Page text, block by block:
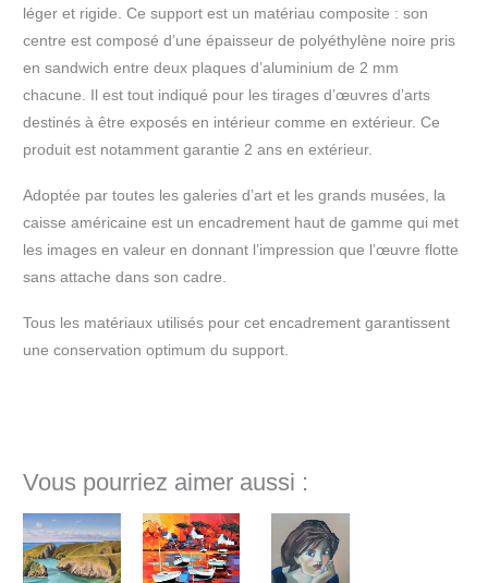
léger et rigide. Ce support est un matériau composite : son
centre est composé d’une épaisseur de polyéthylène noire pris
en sandwich entre deux plaques d’aluminium de 2 mm
chacune. Il est tout indiqué pour les tirages d’œuvres d’arts
destinés à être exposés en intérieur comme en extérieur. Ce
produit est notamment garantie 2 ans en extérieur.
Adoptée par toutes les galeries d’art et les grands musées, la
caisse américaine est un encadrement haut de gamme qui met
les images en valeur en donnant l’impression que l’œuvre flotte
sans attache dans son cadre.
Tous les matériaux utilisés pour cet encadrement garantissent
une conservation optimum du support.
Vous pourriez aimer aussi :